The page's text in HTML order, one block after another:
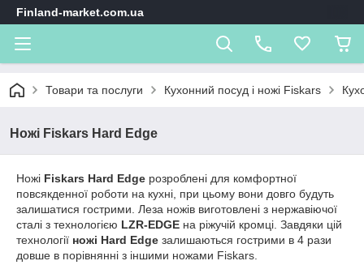
Finland-market.com.ua
Товари та послуги Кухонний посуд і ножі Fiskars
Ножі Fiskars Hard Edge
Ножі Fiskars Hard Edge розроблені для комфортної
повсякденної роботи на кухні, при цьому вони довго будуть
залишатися гострими. Леза ножів виготовлені з нержавіючої
сталі з технологією LZR-EDGE на ріжучій кромці. Завдяки цій
технології ножі Hard Edge залишаються гострими в 4 рази
довше в порівнянні з іншими ножами Fiskars.